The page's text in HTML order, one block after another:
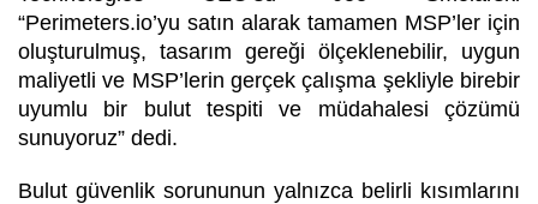
“Perimeters.io’yu satın alarak tamamen MSP’ler için
oluşturulmuş, tasarım gereği ölçeklenebilir, uygun
maliyetli ve MSP’lerin gerçek çalışma şekliyle birebir
uyumlu bir bulut tespiti ve müdahalesi çözümü
sunuyoruz” dedi.
Bulut güvenlik sorununun yalnızca belirli kısımlarını